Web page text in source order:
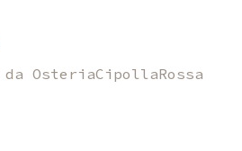
da OsteriaCipollaRossa